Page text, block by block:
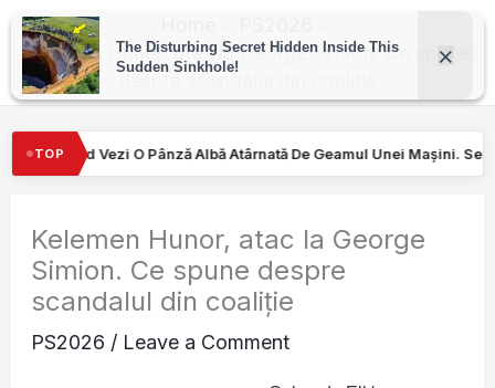
Skip
content
Kelemen Hunor, atac la George Simion. Ce spune
TOP
De Geamul Unei Mașini. Semnalul… Turiştilor nu le-a venit
Kelemen Hunor, atac la George
Simion. Ce spune despre
scandalul din coaliție
PS2026 / Leave a Comment